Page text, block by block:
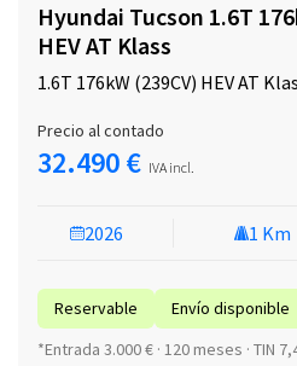
Hyundai Tucson 1.6T
HEV AT Klass
1.6T 176kW (239CV) HEV AT
2026 1 Km
Reservable
Envío disponible
*Entrada 3.000 € · 120 meses · TIN
Precio al contado
32.490 € IVA incl.